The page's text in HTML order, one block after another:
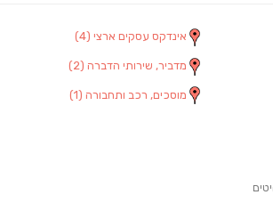
אינדקס עסקים ארצי (4)
מדביר, שירותי הדברה (2)
מוסכים, רכב ותחבורה (1)